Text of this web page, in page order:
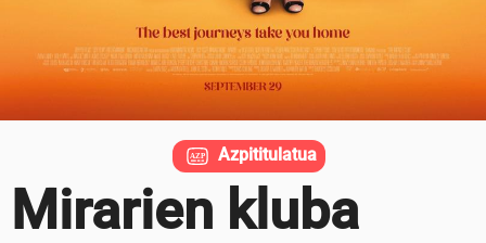
Mirarien kluba
Azpititulatua